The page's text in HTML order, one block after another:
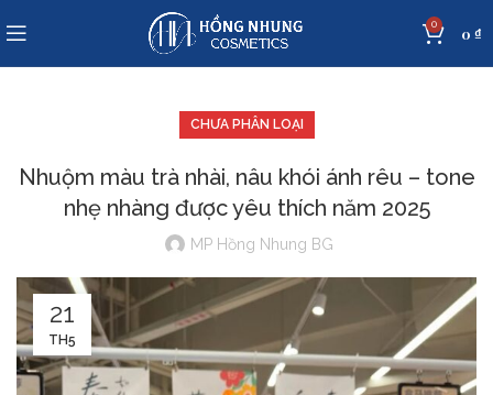
0 0 ₫
CHƯA PHÂN LOẠI
Nhuộm màu trà nhài, nâu khói ánh rêu – tone
nhẹ nhàng được yêu thích năm 2025
MP Hồng Nhung BG
21
TH5